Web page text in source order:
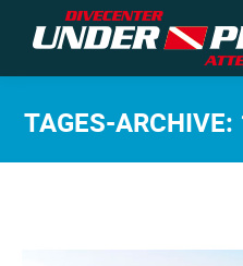
TAGES-ARCHIVE: